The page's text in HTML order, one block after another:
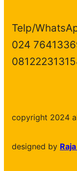
Telp/
024
copyright 2024
designed by